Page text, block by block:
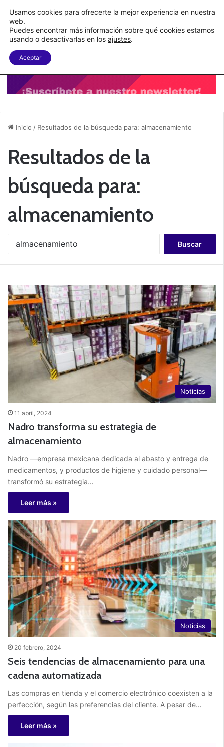
C&A México completa la implementación de su WMS en la nube
Menu
Inicio / Resultados de la búsqueda para: almacenamiento
Resultados de la
búsqueda para:
almacenamiento
r
:
Noticias
11 abril, 2024
Nadro transforma su estrategia de
almacenamiento
Nadro —empresa mexicana dedicada al abasto y entrega de
medicamentos, y productos de higiene y cuidado personal—
transformó su estrategia…
Leer más »
Noticias
20 febrero, 2024
Seis tendencias de almacenamiento para una
cadena automatizada
Las compras en tienda y el comercio electrónico coexisten a la
perfección, según las preferencias del cliente. A pesar de…
Leer más »
Usamos cookies para ofrecerte la mejor experiencia en nuestra
web.
Puedes encontrar más información sobre qué cookies estamos
usando o desactivarlas en los ajustes.
Aceptar